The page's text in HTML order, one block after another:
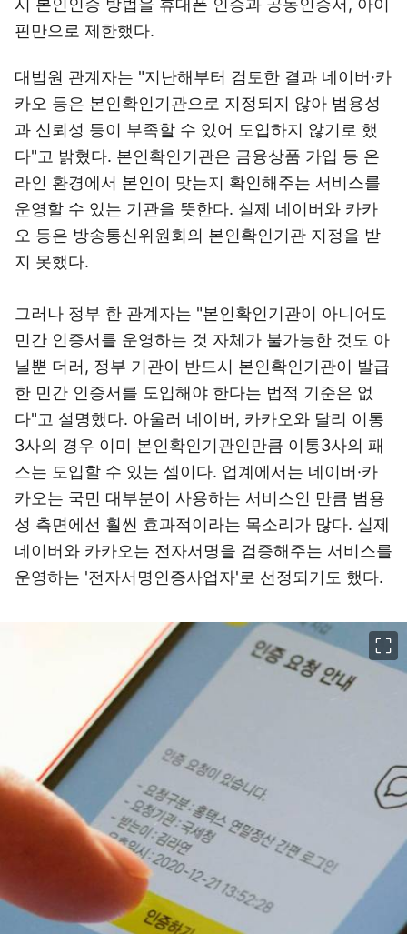
시 본인인증 방법을 휴대폰 인증과 공동인증서, 아이
핀만으로 제한했다.
대법원 관계자는 "지난해부터 검토한 결과 네이버·카
카오 등은 본인확인기관으로 지정되지 않아 범용성
과 신뢰성 등이 부족할 수 있어 도입하지 않기로 했
다"고 밝혔다. 본인확인기관은 금융상품 가입 등 온
라인 환경에서 본인이 맞는지 확인해주는 서비스를
운영할 수 있는 기관을 뜻한다. 실제 네이버와 카카
오 등은 방송통신위원회의 본인확인기관 지정을 받
지 못했다.
그러나 정부 한 관계자는 "본인확인기관이 아니어도
민간 인증서를 운영하는 것 자체가 불가능한 것도 아
닐뿐 더러, 정부 기관이 반드시 본인확인기관이 발급
한 민간 인증서를 도입해야 한다는 법적 기준은 없
다"고 설명했다. 아울러 네이버, 카카오와 달리 이통
3사의 경우 이미 본인확인기관인만큼 이통3사의 패
스는 도입할 수 있는 셈이다. 업계에서는 네이버·카
카오는 국민 대부분이 사용하는 서비스인 만큼 범용
성 측면에선 훨씬 효과적이라는 목소리가 많다. 실제
네이버와 카카오는 전자서명을 검증해주는 서비스를
운영하는 '전자서명인증사업자'로 선정되기도 했다.